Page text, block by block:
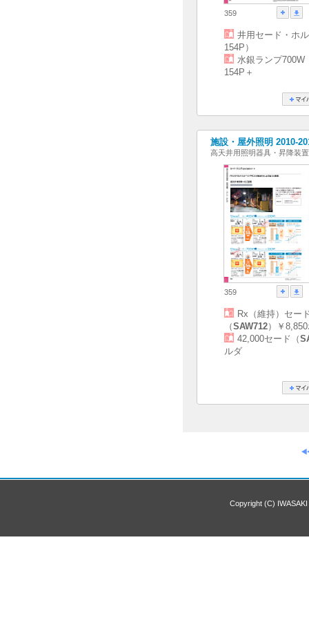
359
井用セード・ホ
154P）
水銀ランプ700W
154P＋
施設・屋外照明 2010-
高天井用照明器具・昇降装置
359
Rx（維持）セー
（SAW712）￥
42,000セード（
ルダ
Copyright (C)